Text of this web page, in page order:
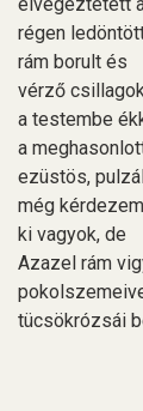
régen
rám borult és
vérző
a testembe
a
ezüstös,
még
ki vagyok, de
Azazel rám
tücsökrózsái